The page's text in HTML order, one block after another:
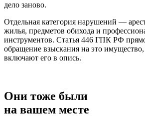
дело заново.
Отдельная категория нарушений —
жилья, предметов обихода и
инструментов. Статья 446 ГПК РФ
обращение взыскания на это
включают его в опись.
Они тоже были
на вашем месте